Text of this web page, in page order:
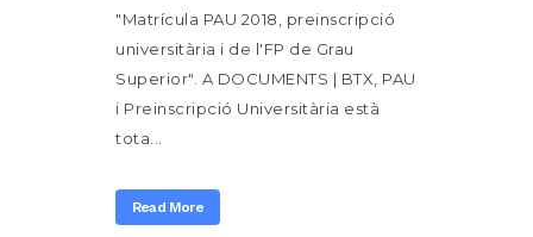
"Matrícula PAU 2018, preinscripció
universitària i de l'FP de Grau
Superior". A DOCUMENTS | BTX, PAU
i Preinscripció Universitària està
tota...
Read More